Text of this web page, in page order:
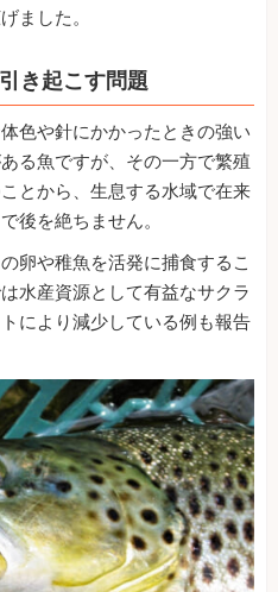
ました。
き起こす問題
色や針にかかったときの強い
る魚ですが、その一方で繁殖
とから、生息する水域で在来
後を絶ちません。
卵や稚魚を活発に捕食するこ
水産資源として有益なサクラ
により減少している例も報告